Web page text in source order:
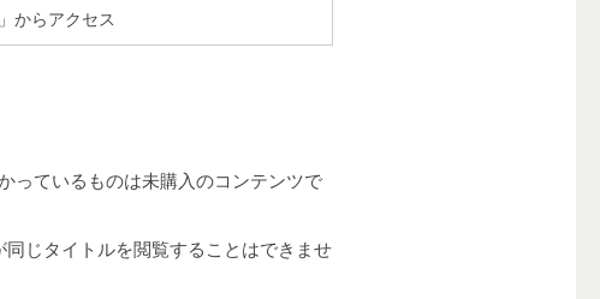
からアクセス
っているものは未購入のコンテンツで
じタイトルを閲覧することはできませ